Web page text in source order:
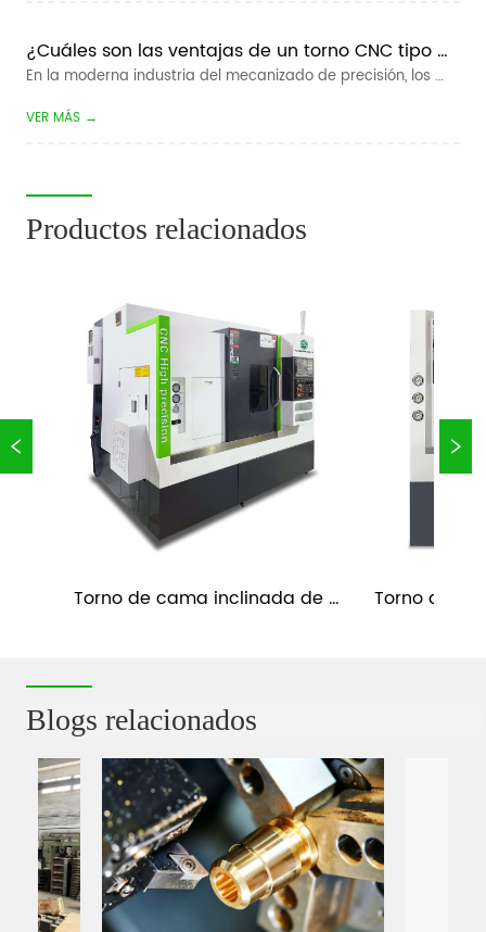
trabajo de materiales para to...
¿Cuáles son las ventajas de un torno CNC tipo
pandilla?
En la moderna industria del mecanizado de precisión, los
fabricantes buscan constantemente tiempos de ciclo más
rápidos, tolerancias más estrictas y menores costos de
VER MÁS →
Productos relacionados
Torno de cama inclinada de
Torno de
Blogs relacionados